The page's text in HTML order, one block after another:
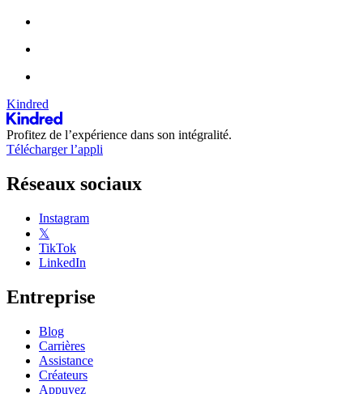
Kindred
Profitez de l’expérience dans son intégralité.
Télécharger l’appli
Réseaux sociaux
Instagram
𝕏
TikTok
LinkedIn
Entreprise
Blog
Carrières
Assistance
Créateurs
Appuyez